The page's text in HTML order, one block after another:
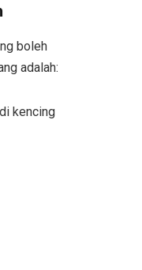
boleh
adalah:
kencing